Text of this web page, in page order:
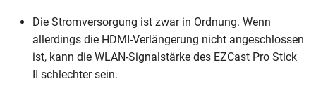
Die Stromversorgung ist zwar in Ordnung. Wenn
allerdings die HDMI-Verlängerung nicht angeschlossen
ist, kann die WLAN-Signalstärke des EZCast Pro Stick
II schlechter sein.